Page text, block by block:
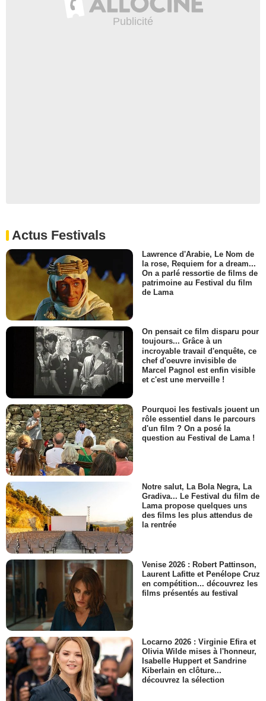
Actus Festivals
Lawrence d'Arabie, Le Nom de
la rose, Requiem for a dream...
On a parlé ressortie de films de
patrimoine au Festival du film
de Lama
On pensait ce film disparu pour
toujours... Grâce à un
incroyable travail d'enquête, ce
chef d'oeuvre invisible de
Marcel Pagnol est enfin visible
et c'est une merveille !
Pourquoi les festivals jouent un
rôle essentiel dans le parcours
d'un film ? On a posé la
question au Festival de Lama !
Notre salut, La Bola Negra, La
Gradiva... Le Festival du film de
Lama propose quelques uns
des films les plus attendus de
la rentrée
Venise 2026 : Robert Pattinson,
Laurent Lafitte et Penélope Cruz
en compétition... découvrez les
films présentés au festival
Locarno 2026 : Virginie Efira et
Olivia Wilde mises à l'honneur,
Isabelle Huppert et Sandrine
Kiberlain en clôture...
découvrez la sélection